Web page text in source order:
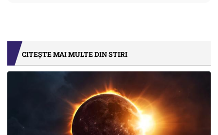
CITEȘTE MAI MULTE DIN STIRI